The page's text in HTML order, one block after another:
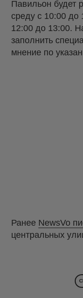
Павильон будет
среду с 10:00 до
12:00 до 13:00.
заполнить
мнение по
Ранее NewsVo
центральных